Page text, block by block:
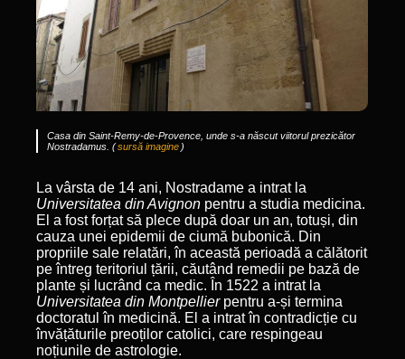
Casa din Saint-Remy-de-Provence, unde s-a născut viitorul prezicător
Nostradamus. (sursă imagine )
La vârsta de 14 ani, Nostradame a intrat la
Universitatea din Avignon pentru a studia medicina.
El a fost forțat să plece după doar un an, totuși, din
cauza unei epidemii de ciumă bubonică. Din
propriile sale relatări, în această perioadă a călătorit
pe întreg teritoriul țării, căutând remedii pe bază de
plante și lucrând ca medic. În 1522 a intrat la
Universitatea din Montpellierpentru a-și termina
doctoratul în medicină. El a intrat în contradicție cu
învățăturile preoților catolici, care respingeau
noțiunile de astrologie.